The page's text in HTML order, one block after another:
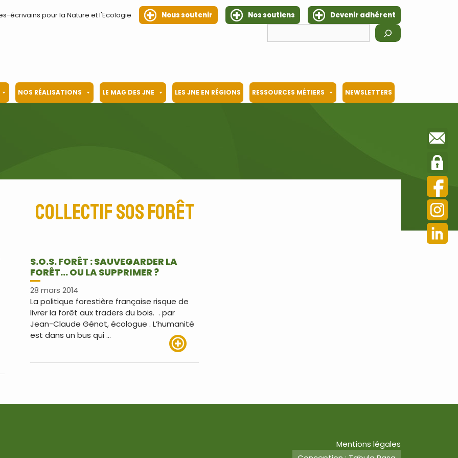
écrivains pour la Nature et l'Ecologie Nous soutenir Nos soutiens
Devenir adhérent
NOS RÉALISATIONS LE MAG DES JNE LES JNE EN RÉGIONS RESSOURCES MÉTIERS NEWSLETTERS
collectif SOS Forêt
S.O.S. FORÊT : SAUVEGARDER LA
FORÊT… OU LA SUPPRIMER ?
28 mars 2014
La politique forestière française risque de
livrer la forêt aux traders du bois. . par
Jean-Claude Génot, écologue . L’humanité
est dans un bus qui …
Mentions légales